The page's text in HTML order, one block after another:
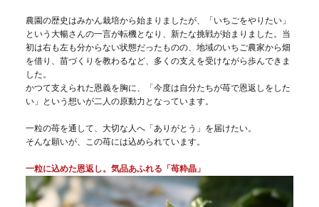
農園の歴史はみかん栽培から始まりましたが、「いちごをやりたい」
という大暢さんの一言が転機となり、新たな挑戦が始まりました。当
初は右も左も分からない状態だったものの、地域のいちご農家から畑
を借り、苗づくりを教わるなど、多くの支えを受けながら歩んできま
した。
かつて支えられた恩義を胸に、「今度は自分たちが苺で恩返しをした
い」という想いが二人の原動力となっています。
一粒の苺を通して、大切な人へ「ありがとう」を届けたい。
そんな願いが、この苺には込められています。
一粒に込めた恩返し。気品あふれる「苺粋晶」